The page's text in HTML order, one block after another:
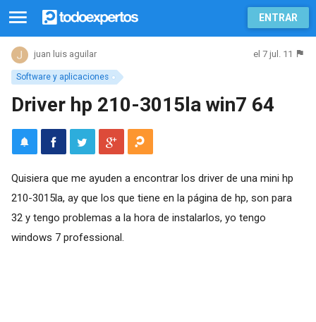
ENTRAR
Software y aplicaciones
juan luis aguilar el 7 jul. 11
Driver hp 210-3015la win7 64
Quisiera que me ayuden a encontrar los driver de una mini hp
210-3015la, ay que los que tiene en la página de hp, son para
32 y tengo problemas a la hora de instalarlos, yo tengo
windows 7 professional.